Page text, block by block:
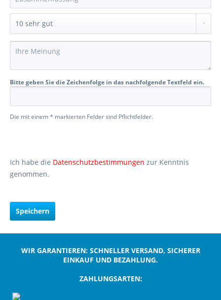
Bitte geben Sie die Zeichenfolge in das nachfolgende Textfeld ein.
Die mit einem * markierten Felder sind Pflichtfelder.
Ich habe die Datenschutzbestimmungen zur Kenntnis
genommen.
Speichern
WIR GARANTIEREN: SCHNELLER VERSAND, SICHERER
EINKAUF UND BEZAHLUNG.
ZAHLUNGSARTEN: